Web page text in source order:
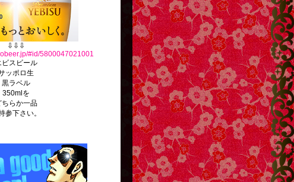
⇩⇩⇩
#id/5800047021001
ビスビール
ッポロ生
黒ラベル
350mlを
ちらか一品
参下さい。